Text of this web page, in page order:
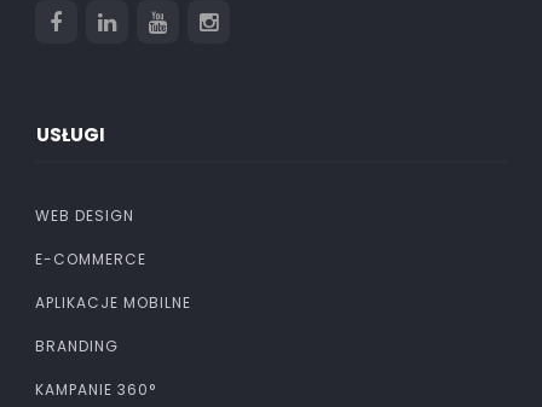
USŁUGI
WEB DESIGN
E-COMMERCE
APLIKACJE MOBILNE
BRANDING
KAMPANIE 360°